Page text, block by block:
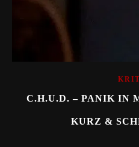
C.H.U.D. – PANIK IN
KURZ &